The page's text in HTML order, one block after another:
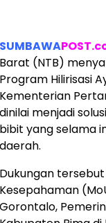
SUMBAWA
Barat (NTB)
Program Hilirisasi
Kementerian
dinilai menjadi
bibit yang selama
daerah.
Dukungan
Kesepahaman
Gorontalo,